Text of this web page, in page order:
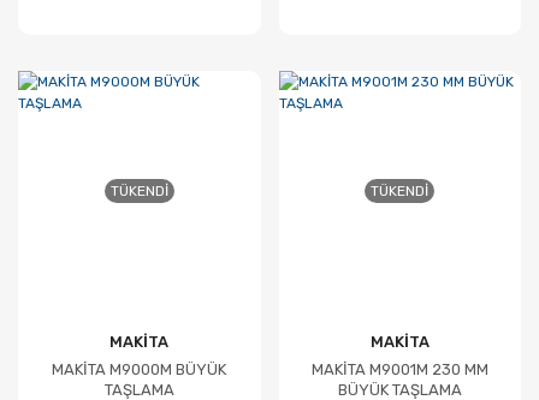
TÜKENDI
MAKİTA
MAKİTA M9000M BÜYÜK
TAŞLAMA
TÜKENDI
MAKİTA
MAKİTA M9001M 230 MM
BÜYÜK TAŞLAMA